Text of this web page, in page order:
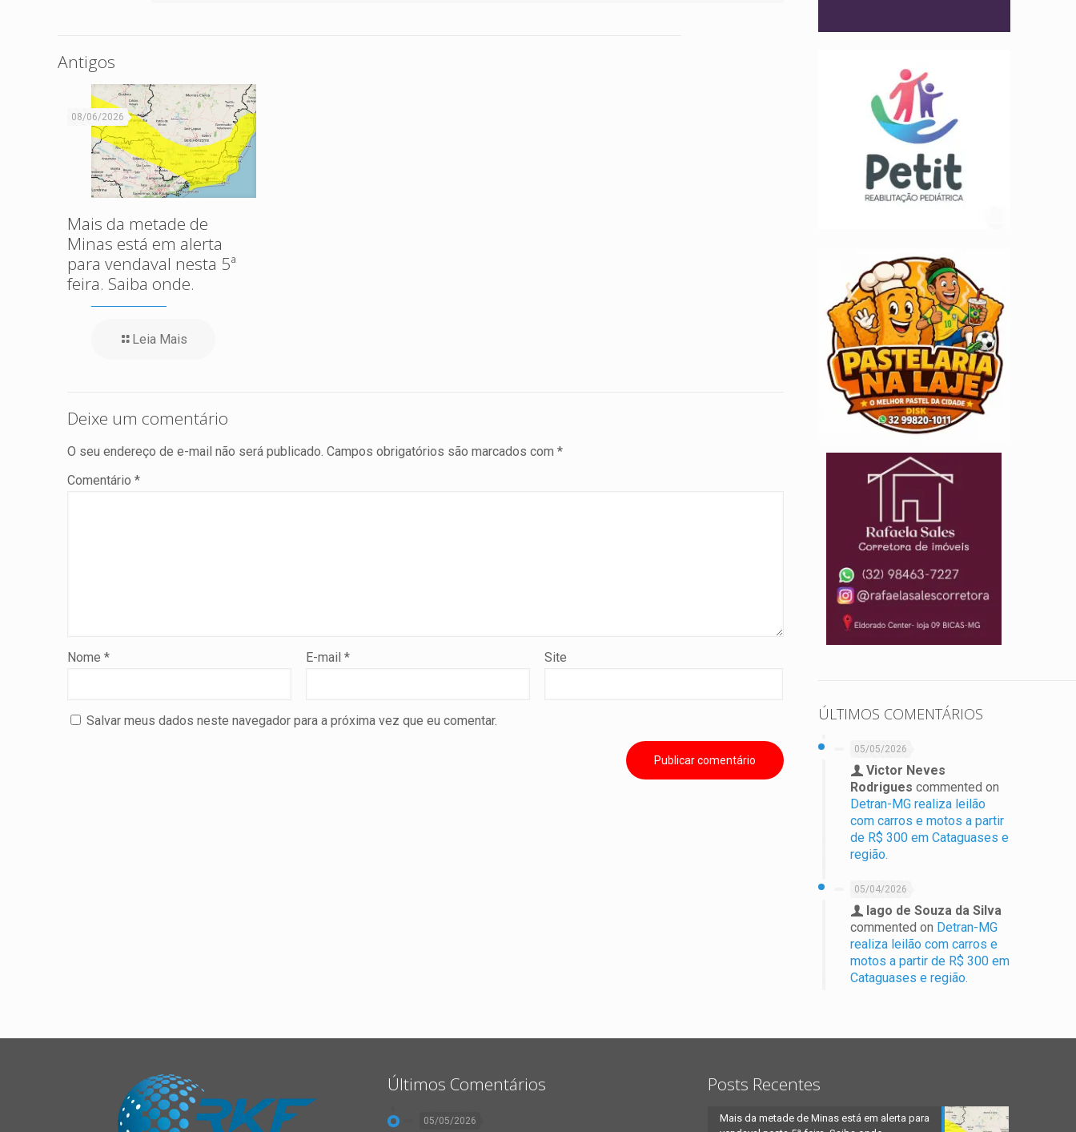
Antigos
08/06/2026
Mais da metade de
Minas está em alerta
para vendaval nesta 5ª
feira. Saiba onde.
Leia Mais
Deixe um comentário
O seu endereço de e-mail não será publicado. Campos obrigatórios são marcados com *
Comentário *
Nome * E-mail* Site
Salvar meus dados neste navegador para a próxima vez que eu comentar. ÚLTIMOS COMENTÁRIOS
05/05/2026
Victor Neves
Rodrigues commented on
Detran-MG realiza leilão
com carros e motos a partir
de R$ 300 em Cataguases e
região.
05/04/2026
Iago de Souza da Silva
commented on Detran-MG
realiza leilão com carros e
motos a partir de R$ 300 em
Cataguases e região.
Últimos Comentários
05/05/2026
Posts Recentes
Mais da metade de Minas está em alerta para